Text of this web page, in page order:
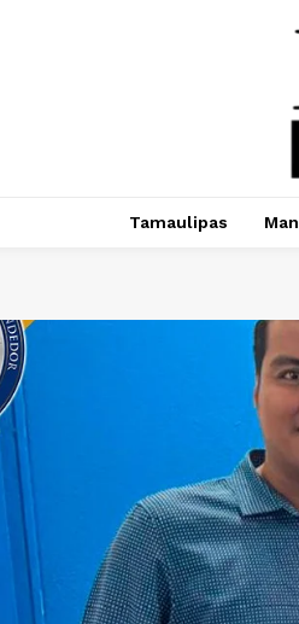
Tamaulipas